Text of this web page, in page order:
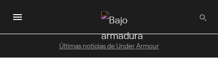
al
principal
Últimas noticias de Under Armour